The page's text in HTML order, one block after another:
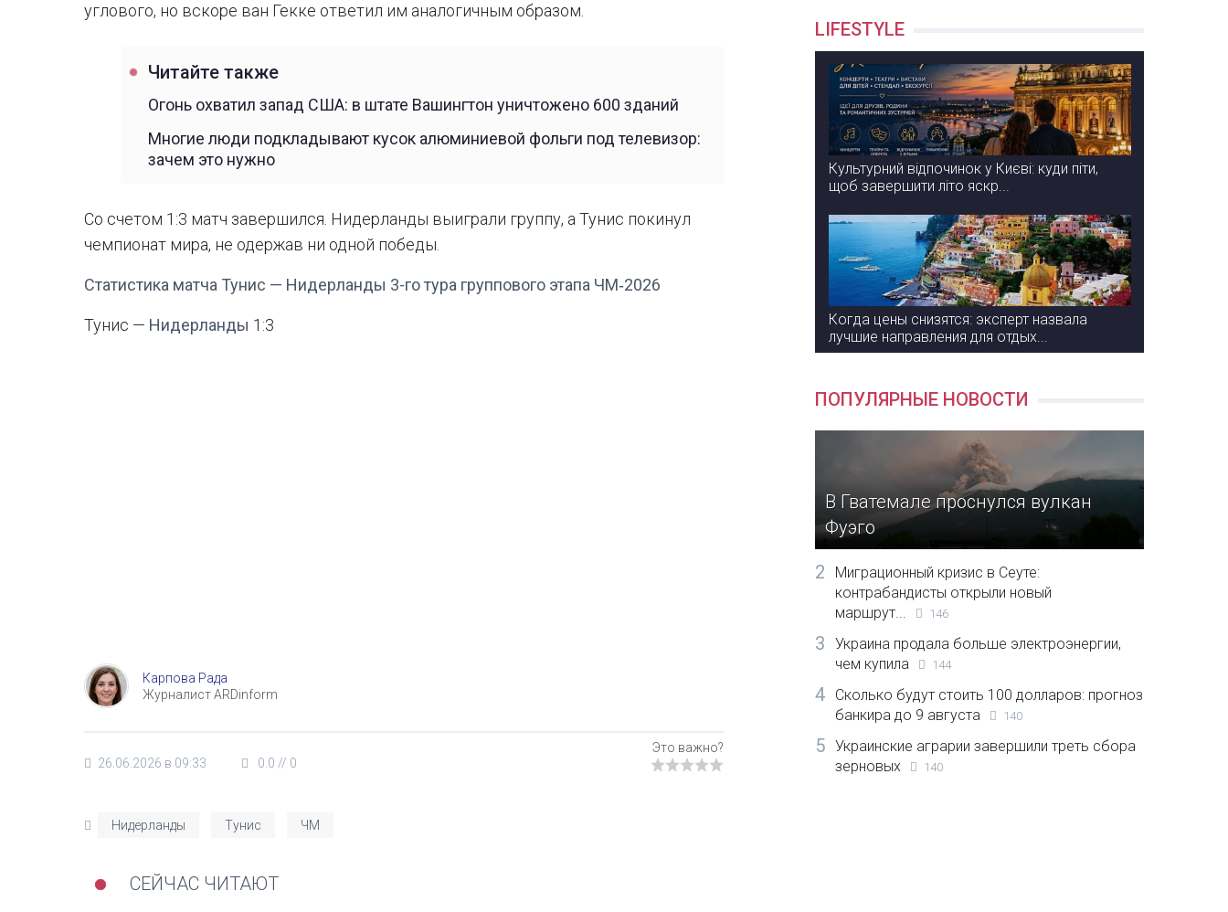
углового, но вскоре ван Гекке ответил им аналогичным образом.
Читайте также
Огонь охватил запад США: в штате Вашингтон уничтожено 600 зданий
Многие люди подкладывают кусок алюминиевой фольги под телевизор:
зачем это нужно
Со счетом 1:3 матч завершился. Нидерланды выиграли группу, а Тунис покинул
чемпионат мира, не одержав ни одной победы.
Статистика матча Тунис — Нидерланды 3-го тура группового этапа ЧМ‑2026
Тунис — Нидерланды 1:3
Карпова Рада
Журналист ARDinform
26.06.2026 в 09:33 0.0 // 0
Нидерланды Тунис ЧМ
СЕЙЧАС ЧИТАЮТ
LIFESTYLE
Культурний відпочинок у Києві: куди піти,
щоб завершити літо яскр...
Когда цены снизятся: эксперт назвала
лучшие направления для отдых...
ПОПУЛЯРНЫЕ НОВОСТИ
В Гватемале проснулся вулкан
Фуэго
2
Миграционный кризис в Сеуте:
контрабандисты открыли новый
маршрут...
146
3
Украина продала больше электроэнергии,
чем купила
144
4
Сколько будут стоить 100 долларов: прогноз
банкира до 9 августа
140
5
Украинские аграрии завершили треть сбора
зерновых
140